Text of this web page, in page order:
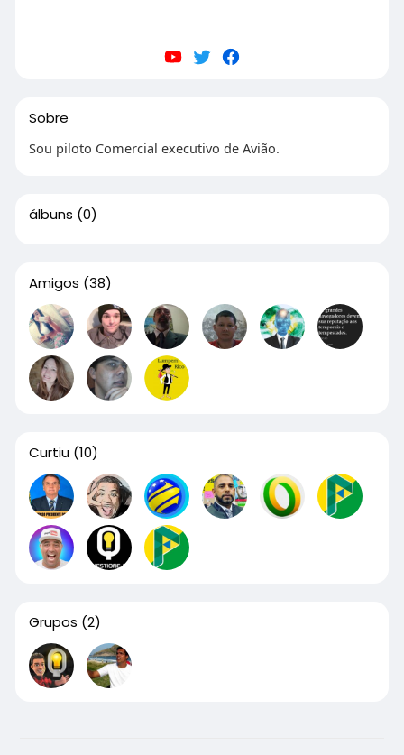
Sobre
Sou piloto Comercial executivo de Avião.
álbuns (0)
Amigos (38)
Curtiu (10)
Grupos (2)